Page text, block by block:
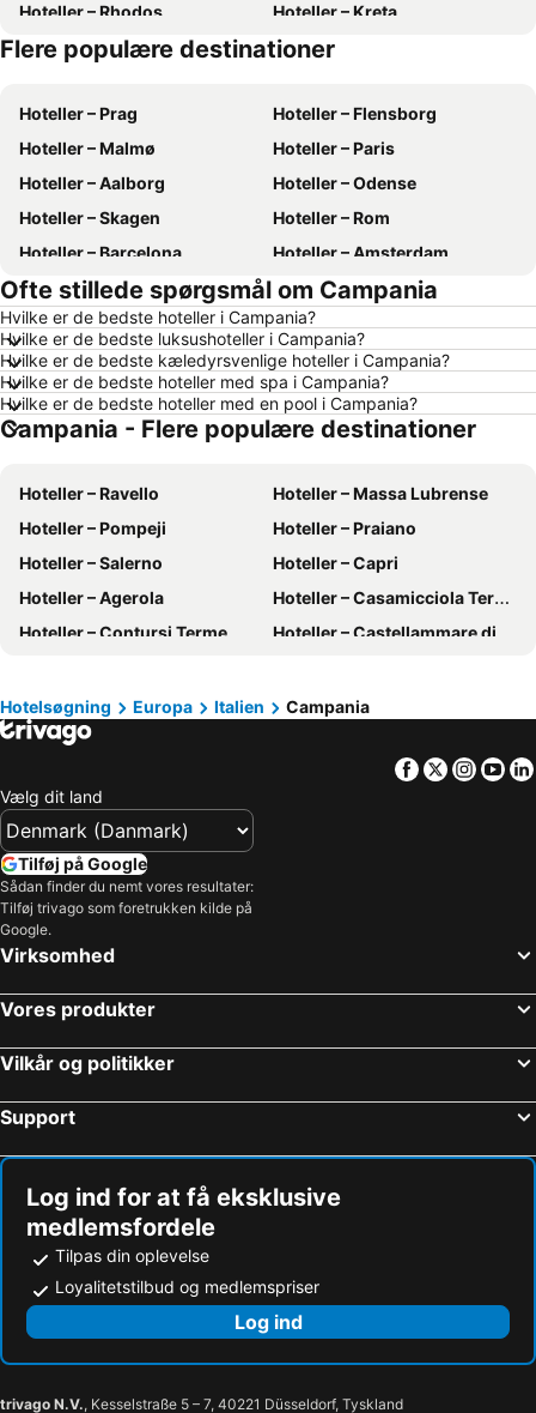
Hoteller – Rhodos
Hoteller – Kreta
Hoteller – Tyskland
Hoteller – Gardasøen
Flere populære destinationer
Hoteller – Prag
Hoteller – Flensborg
Hoteller – Malmø
Hoteller – Paris
Hoteller – Aalborg
Hoteller – Odense
Hoteller – Skagen
Hoteller – Rom
Hoteller – Barcelona
Hoteller – Amsterdam
Hoteller – Alanya
Hoteller – Lübeck
Hoteller – Stockholm
Hoteller – Budapest
Hoteller – Kiel
Hoteller – Málaga
Hoteller – Sønderborg
Hoteller – Gdańsk
Hoteller – Silkeborg
Hoteller – Bornholm
Hoteller – Fyn
Hoteller – Grækenland
Hoteller – Sønderjylland
Hoteller – Region Sjælland
Hoteller – Harzen
Hoteller – Italien
Hoteller – Slesvig-Holsten
Hoteller – Sverige
Hoteller – Nordtyskland
Hoteller – Skåne län
Hoteller – Gran Canaria
Hoteller – Spanien
Hoteller – Comosøen
Ofte stillede spørgsmål om Campania
Hvilke er de bedste hoteller i Campania?
Hvilke er de bedste luksushoteller i Campania?
Hvilke er de bedste kæledyrsvenlige hoteller i Campania?
Hvilke er de bedste hoteller med spa i Campania?
Hvilke er de bedste hoteller med en pool i Campania?
Campania - Flere populære destinationer
Hoteller – Ravello
Hoteller – Massa Lubrense
Hoteller – Pompeji
Hoteller – Praiano
Hoteller – Salerno
Hoteller – Capri
Hoteller – Agerola
Hoteller – Casamicciola Terme
Hoteller – Contursi Terme
Hoteller – Castellammare di Stabia
Hoteller – Sant' Angelo d'Ischia
Hoteller – Castellabate
Hoteller – Pozzuoli
Hoteller – Anacapri
Hoteller – Cetara
Hoteller – Piano di Sorrento
Hoteller – Paestum
Hoteller – Meta
Hoteller – Portici
Hoteller – Conca dei Marini
Hoteller – Altavilla Silentina
Hoteller – Capaccio
Hoteller – Palinuro
Hoteller – Tramonti
Hoteller – Atena Lucana
Hotelsøgning Europa Italien Campania
Facebook
Twitter
Vælg dit land
Tilføj på Google
Sådan finder du nemt vores resultater:
Tilføj trivago som foretrukken kilde på
Google.
Virksomhed
Vores produkter
Vilkår og politikker
Support
Log ind for at få eksklusive
medlemsfordele
Tilpas din oplevelse
Loyalitetstilbud og medlemspriser
Log ind
trivago N.V., Kesselstraße 5 – 7, 40221 Düsseldorf, Tyskland